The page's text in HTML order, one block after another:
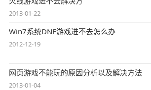
2013-01-22
Win7系统DNF游戏进不去怎么办
2012-12-19
网页游戏不能玩的原因分析以及解决方法
2013-01-04